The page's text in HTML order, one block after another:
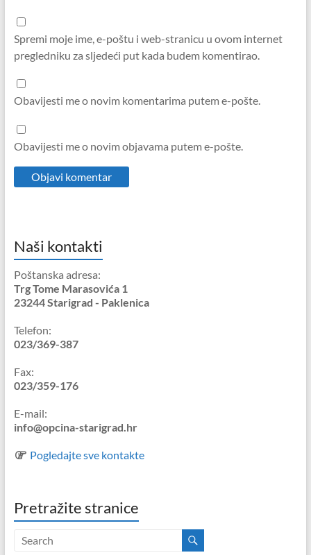
Spremi moje ime, e-poštu i web-stranicu u ovom internet
pregledniku za sljedeći put kada budem komentirao.
Obavijesti me o novim komentarima putem e-pošte.
Obavijesti me o novim objavama putem e-pošte.
Naši kontakti
Poštanska adresa:
Trg Tome Marasovića 1
23244 Starigrad - Paklenica
Telefon:
023/369-387
Fax:
023/359-176
E-mail:
info@opcina-starigrad.hr
Pogledajte sve kontakte
Pretražite stranice